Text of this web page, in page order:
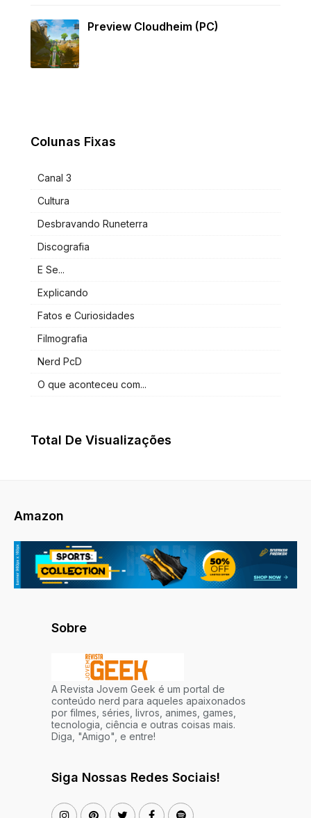
Preview Cloudheim (PC)
Colunas Fixas
Canal 3
Cultura
Desbravando Runeterra
Discografia
E Se...
Explicando
Fatos e Curiosidades
Filmografia
Nerd PcD
O que aconteceu com...
Total De Visualizações
Amazon
Sobre
A Revista Jovem Geek é um portal de
conteúdo nerd para aqueles apaixonados
por filmes, séries, livros, animes, games,
tecnologia, ciência e outras coisas mais.
Diga, "Amigo", e entre!
Siga Nossas Redes Sociais!